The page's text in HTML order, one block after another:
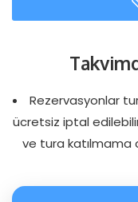
Rezervasyonlar
ücretsiz iptal
ve tura katılmama